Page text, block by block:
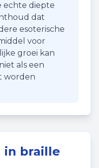
echte diepte
dat
esoterische
voor
groei kan
als een
worden
in braille